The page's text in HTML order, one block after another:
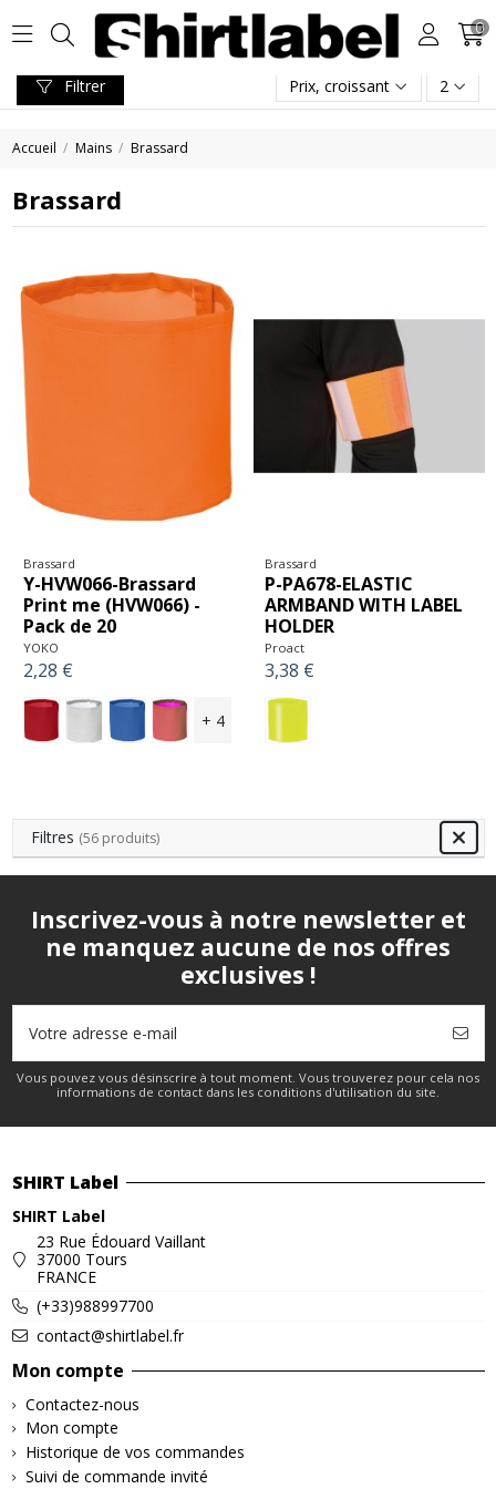
0
Accueil Mains Brassard
Brassard
Filtrer Prix, croissant 2
Brassard
Y-HVW066-Brassard
Print me (HVW066) -
Pack de 20
YOKO
2,28 €
+ 4
Brassard
P-PA678-ELASTIC
ARMBAND WITH LABEL
HOLDER
Proact
3,38 €
Filtres (56 produits)
Inscrivez-vous à notre newsletter et
ne manquez aucune de nos offres
exclusives !
Vous pouvez vous désinscrire à tout moment. Vous trouverez pour cela nos
informations de contact dans les conditions d'utilisation du site.
SHIRT Label
SHIRT Label
23 Rue Édouard Vaillant
37000 Tours
FRANCE
(+33)988997700
contact@shirtlabel.fr
Mon compte
Contactez-nous
Mon compte
Historique de vos commandes
Suivi de commande invité